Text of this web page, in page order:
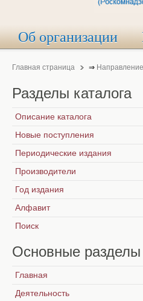
Об организации
Главная страница ⇒
Разделы каталога
Описание каталога
Новые поступления
Периодические издания
Производители
Год издания
Алфавит
Поиск
Основные разделы
Главная
Деятельность